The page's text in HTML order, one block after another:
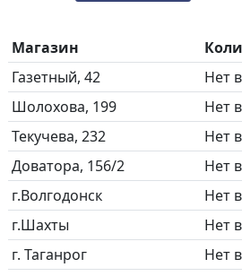
Магазин
Газетный, 42
Нет
Шолохова, 199
Нет
Текучева, 232
Нет
Доватора, 156/2
Нет
г.Волгодонск
Нет
г.Шахты
Нет
г. Таганрог
Нет